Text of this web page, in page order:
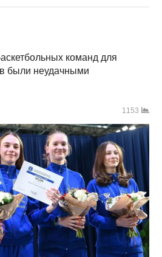
команд для
были неудачными
1153